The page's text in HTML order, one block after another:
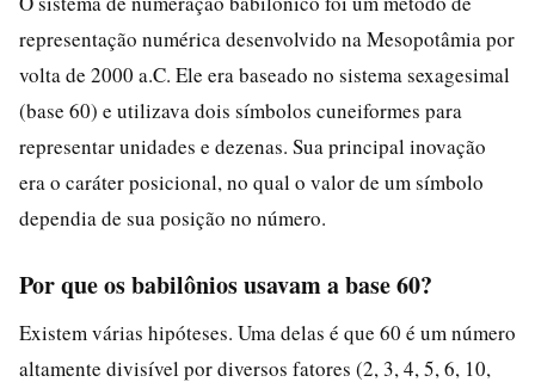
representação numérica desenvolvido na Mesopotâmia por
volta de 2000 a.C. Ele era baseado no sistema sexagesimal
(base 60) e utilizava dois símbolos cuneiformes para
representar unidades e dezenas. Sua principal inovação
era o caráter posicional, no qual o valor de um símbolo
dependia de sua posição no número.
Por que os babilônios usavam a base 60?
Existem várias hipóteses. Uma delas é que 60 é um número
altamente divisível por diversos fatores (2, 3, 4, 5, 6, 10,